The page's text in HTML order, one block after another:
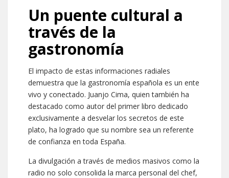
Un puente cultural a
través de la
gastronomía
El impacto de estas informaciones radiales
demuestra que la gastronomía española es un ente
vivo y conectado. Juanjo Cima, quien también ha
destacado como autor del primer libro dedicado
exclusivamente a desvelar los secretos de este
plato, ha logrado que su nombre sea un referente
de confianza en toda España.
La divulgación a través de medios masivos como la
radio no solo consolida la marca personal del chef,